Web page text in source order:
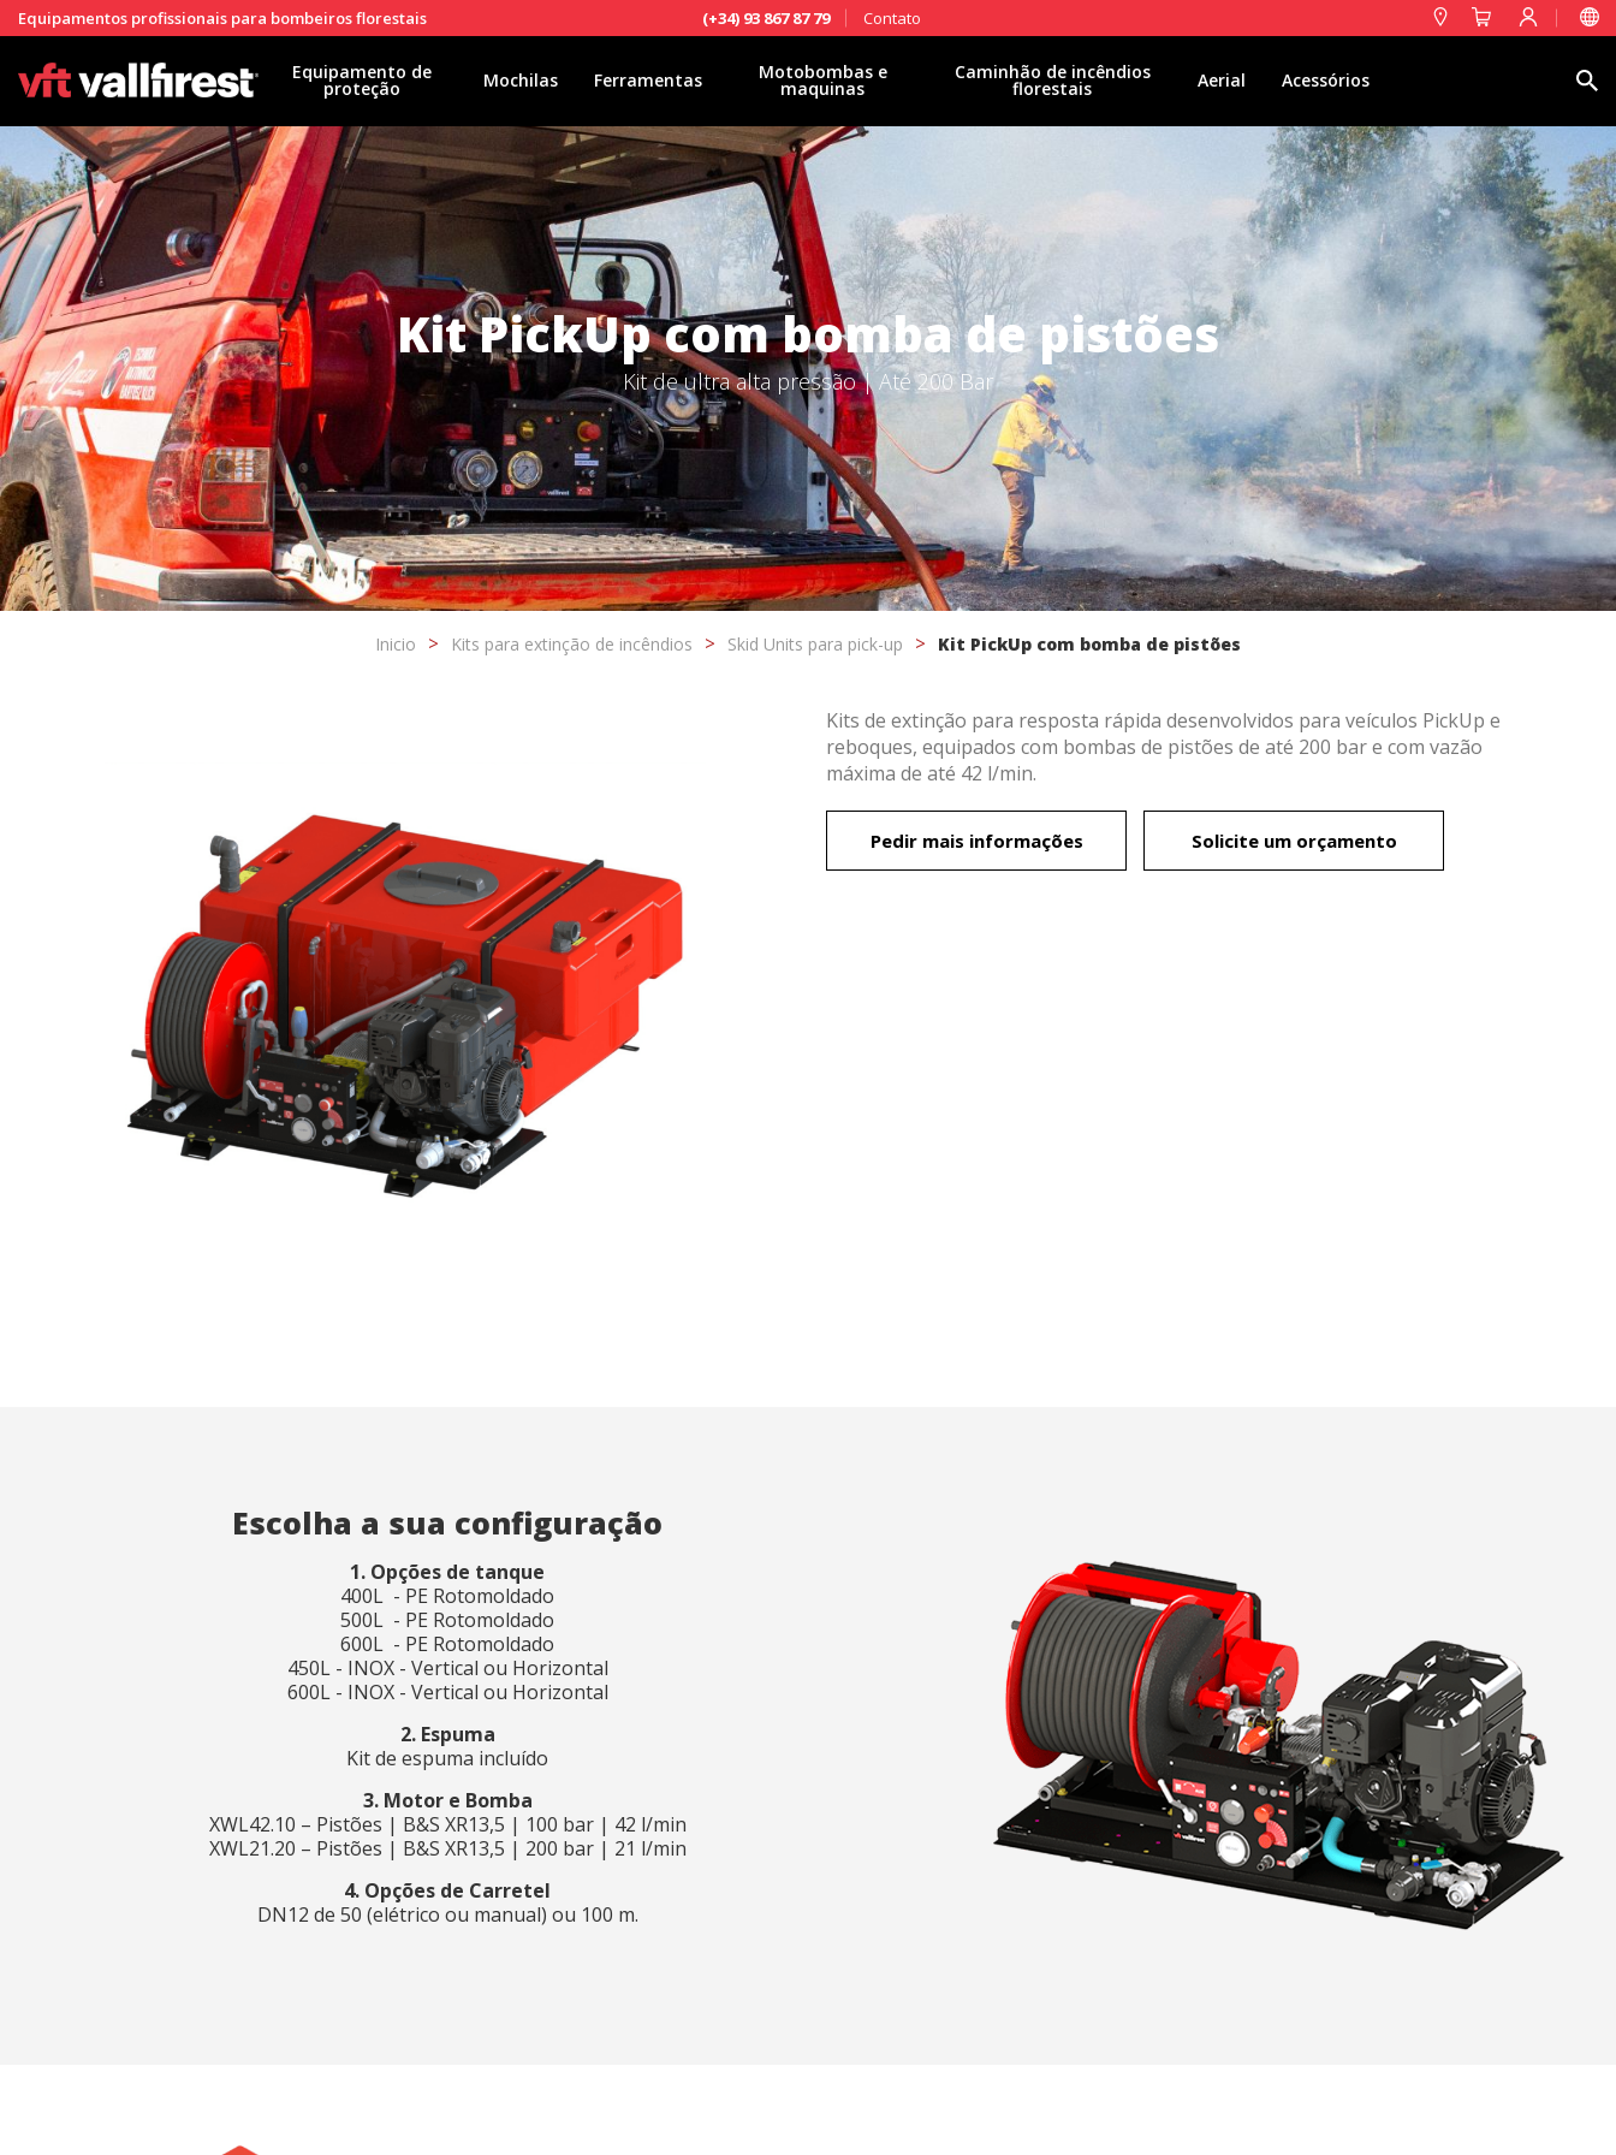
Equipamentos profissionais para bombeiros florestais (+34) 93 867 87 79 Contato
Equipamento de
proteção Mochilas Ferramentas Motobombas e
maquinas
Caminhão de incêndios
florestais Aerial Acessórios
Kit PickUp com bomba de pistões
Kit de ultra alta pressão | Até 200 Bar
Inicio Kits para extinção de incêndios Skid Units para pick-up Kit PickUp com bomba de pistões
Kits de extinção para resposta rápida desenvolvidos para veículos PickUp e
reboques, equipados com bombas de pistões de até 200 bar e com vazão
máxima de até 42 l/min.
Pedir mais informações Solicite um orçamento
Escolha a sua configuração
1. Opções de tanque
400L - PE Rotomoldado
500L - PE Rotomoldado
600L - PE Rotomoldado
450L - INOX - Vertical ou Horizontal
600L - INOX - Vertical ou Horizontal
2. Espuma
Kit de espuma incluído
3. Motor e Bomba
XWL42.10 – Pistões | B&S XR13,5 | 100 bar | 42 l/min
XWL21.20 – Pistões | B&S XR13,5 | 200 bar | 21 l/min
4. Opções de Carretel
DN12 de 50 (elétrico ou manual) ou 100 m.
Modificar cookies
Técnico e funcional
Este site usa seus próprios cookies para coletar informações a fim de melhorar
nossos serviços. Se continuar a navegar, aceita a instalação. O utilizador tem a
possibilidade de configurar o seu navegador, podendo, se assim o desejar, impedir
que sejam instalados no seu disco rígido, embora deva ter presente que tal ação
pode causar dificuldades na navegação no site.
Análise e personalização
Eles permitem o monitoramento e análise do comportamento dos usuários deste site.
A informação recolhida através deste tipo de cookies serve para medir a actividade da
web para a elaboração dos perfis de navegação dos utilizadores, de forma a